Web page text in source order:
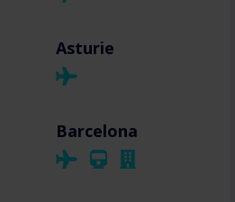
Asturie
Barcelona